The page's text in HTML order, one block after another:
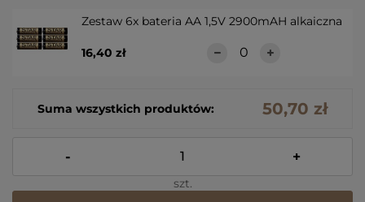
Zestaw 6x bateria AA 1,5V 2900mAH alkaiczna
16,40 zł
Suma wszystkich produktów: 50,70 zł
- +
szt.